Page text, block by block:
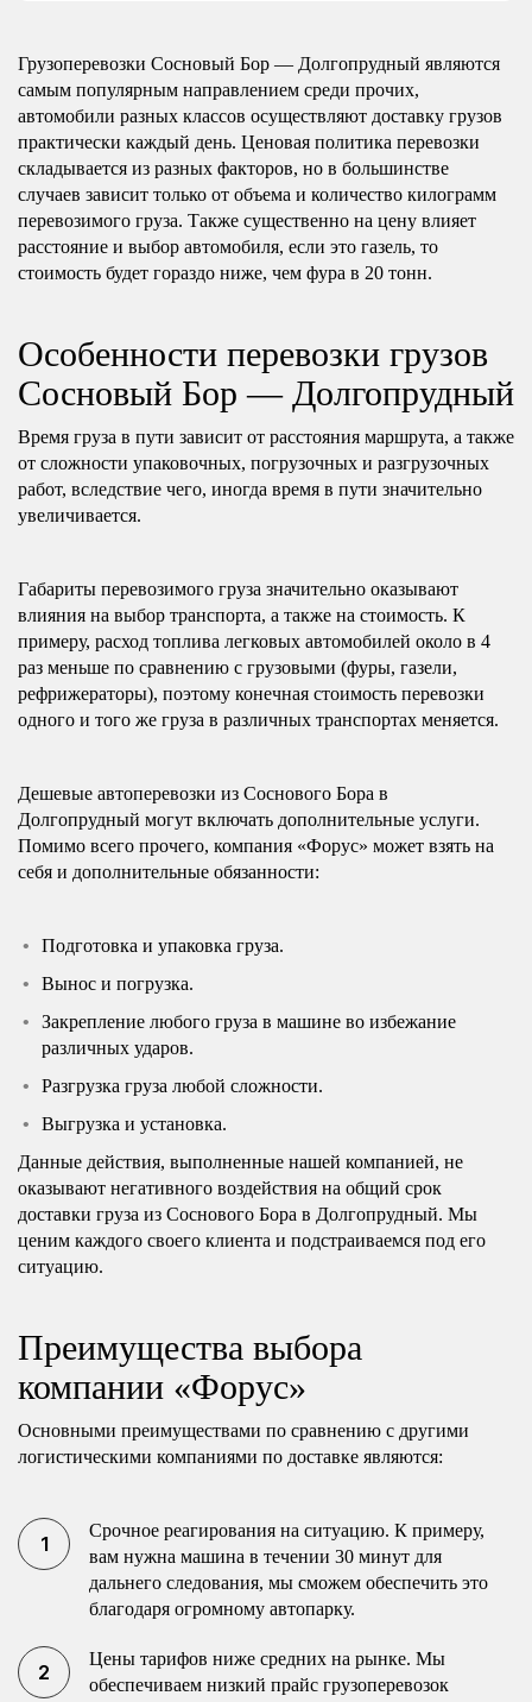
Грузоперевозки Сосновый Бор — Долгопрудный являются
самым популярным направлением среди прочих,
автомобили разных классов осуществляют доставку грузов
практически каждый день. Ценовая политика перевозки
складывается из разных факторов, но в большинстве
случаев зависит только от объема и количество килограмм
перевозимого груза. Также существенно на цену влияет
расстояние и выбор автомобиля, если это газель, то
стоимость будет гораздо ниже, чем фура в 20 тонн.
Особенности перевозки грузов
Сосновый Бор — Долгопрудный
Время груза в пути зависит от расстояния маршрута, а также
от сложности упаковочных, погрузочных и разгрузочных
работ, вследствие чего, иногда время в пути значительно
увеличивается.
Габариты перевозимого груза значительно оказывают
влияния на выбор транспорта, а также на стоимость. К
примеру, расход топлива легковых автомобилей около в 4
раз меньше по сравнению с грузовыми (фуры, газели,
рефрижераторы), поэтому конечная стоимость перевозки
одного и того же груза в различных транспортах меняется.
Дешевые автоперевозки из Соснового Бора в
Долгопрудный могут включать дополнительные услуги.
Помимо всего прочего, компания «Форус» может взять на
себя и дополнительные обязанности:
Подготовка и упаковка груза.
Вынос и погрузка.
Закрепление любого груза в машине во избежание
различных ударов.
Разгрузка груза любой сложности.
Выгрузка и установка.
Данные действия, выполненные нашей компанией, не
оказывают негативного воздействия на общий срок
доставки груза из Соснового Бора в Долгопрудный. Мы
ценим каждого своего клиента и подстраиваемся под его
ситуацию.
Преимущества выбора
компании «Форус»
Основными преимуществами по сравнению с другими
логистическими компаниями по доставке являются:
Срочное реагирования на ситуацию. К примеру,
вам нужна машина в течении 30 минут для
дальнего следования, мы сможем обеспечить это
благодаря огромному автопарку.
Цены тарифов ниже средних на рынке. Мы
обеспечиваем низкий прайс грузоперевозок